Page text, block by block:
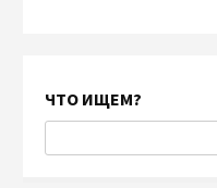
ЧТО ИЩЕМ?